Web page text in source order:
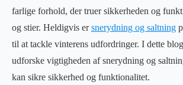
farlige forhold, der truer sikkerheden og
og stier. Heldigvis ersnerydning og saltning
til at tackle vinterens udfordringer. I dette
udforske vigtigheden af snerydning og
kan sikre sikkerhed og funktionalitet.